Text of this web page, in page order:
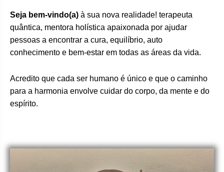
Seja bem-vindo(a) à sua nova realidade! terapeuta
quântica, mentora holística apaixonada por ajudar
pessoas a encontrar a cura, equilíbrio, auto
conhecimento e bem-estar em todas as áreas da vida.
Acredito que cada ser humano é único e que o caminho
para a harmonia envolve cuidar do corpo, da mente e do
espírito.